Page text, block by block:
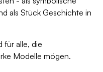
als Stück Geschichte in
für alle, die
Modelle mögen.